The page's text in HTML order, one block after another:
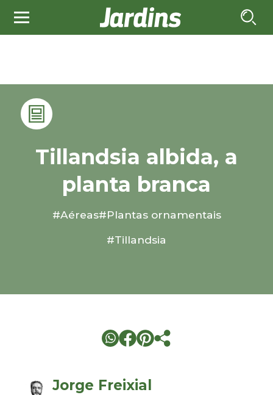
Tillandsia albida, a
planta branca
#Aéreas#Plantas ornamentais
#Tillandsia
Jorge Freixial